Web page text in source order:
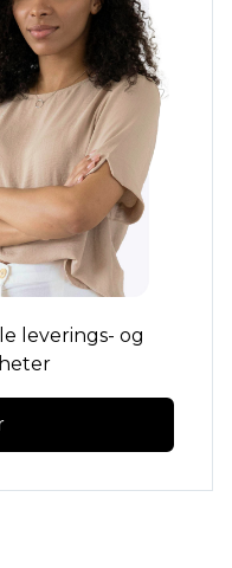
leverings- og